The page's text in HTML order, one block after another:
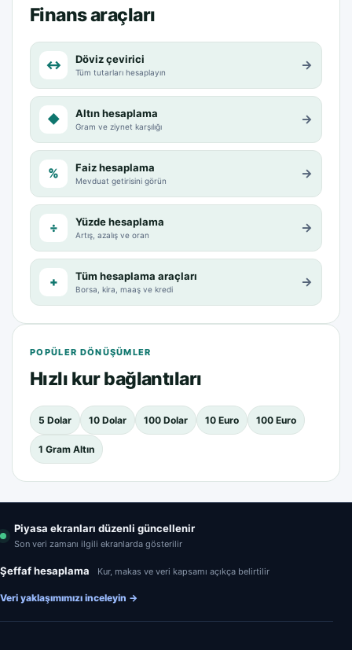
Finans araçları
↔ Döviz çevirici
Tüm tutarları hesaplayın →
◆ Altın hesaplama
Gram ve ziynet karşılığı →
% Faiz hesaplama
Mevduat getirisini görün →
÷ Yüzde hesaplama
Artış, azalış ve oran →
+ Tüm hesaplama araçları
Borsa, kira, maaş ve kredi →
POPÜLER DÖNÜŞÜMLER
Hızlı kur bağlantıları
5 Dolar 10 Dolar 100 Dolar 10 Euro 100 Euro
1 Gram Altın
Piyasa ekranları düzenli güncellenir
Son veri zamanı ilgili ekranlarda gösterilir
Şeffaf hesaplama Kur, makas ve veri kapsamı açıkça belirtilir
Veri yaklaşımımızı inceleyin →